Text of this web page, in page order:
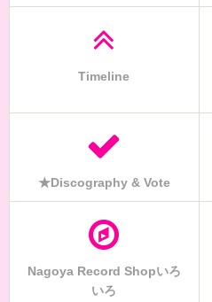
Timeline
★Discography & Vote
Nagoya Record Shopいろ
いろ